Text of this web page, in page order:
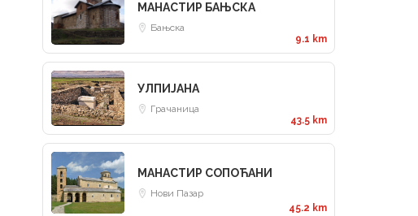
МАНАСТИР БАЊСКА
Бањска
9.1 km
УЛПИЈАНА
Грачаница
43.5 km
МАНАСТИР СОПОЋАНИ
Нови Пазар
45.2 km